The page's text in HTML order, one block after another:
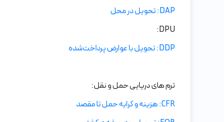
DAP: تحویل در محل
DPU:
DDP: تحویل با عوارض پرداخت‌شده
ترم های دریایی حمل و نقل:
CFR: هزینه و کرایه حمل تا مقصد